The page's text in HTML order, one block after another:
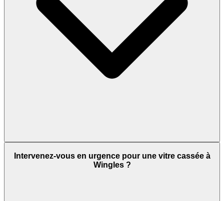
Intervenez-vous en urgence pour une vitre cassée à
Wingles ?